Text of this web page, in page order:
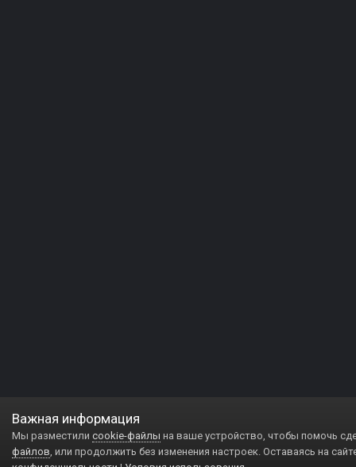
Важная информация
Мы разместили cookie-файлы на ваше устройство, чтобы помочь
файлов, или продолжить без изменения настроек. Оставаясь на